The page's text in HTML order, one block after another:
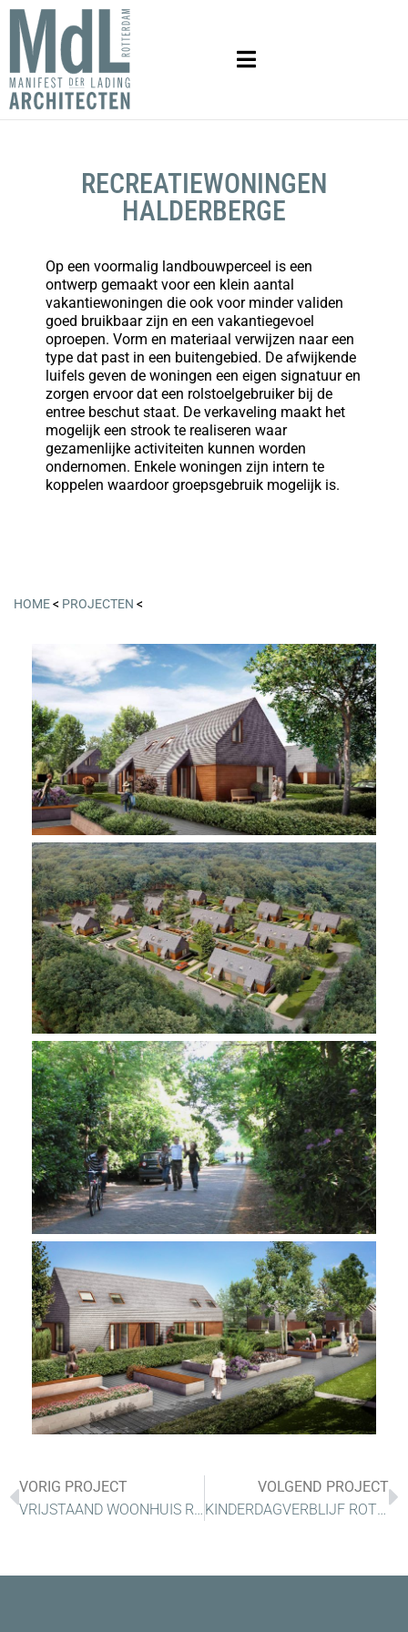
RECREATIEWONINGEN
HALDERBERGE
Op een voormalig landbouwperceel is een
ontwerp gemaakt voor een klein aantal
vakantiewoningen die ook voor minder validen
goed bruikbaar zijn en een vakantiegevoel
oproepen. Vorm en materiaal verwijzen naar een
type dat past in een buitengebied. De afwijkende
luifels geven de woningen een eigen signatuur en
zorgen ervoor dat een rolstoelgebruiker bij de
entree beschut staat. De verkaveling maakt het
mogelijk een strook te realiseren waar
gezamenlijke activiteiten kunnen worden
ondernomen. Enkele woningen zijn intern te
koppelen waardoor groepsgebruik mogelijk is.
HOME< PROJECTEN <
VORIG PROJECT
VRIJSTAAND WOONHUIS ROTTERDAM
VOLGEND PROJECT
KINDERDAGVERBLIJF ROTTERDAM